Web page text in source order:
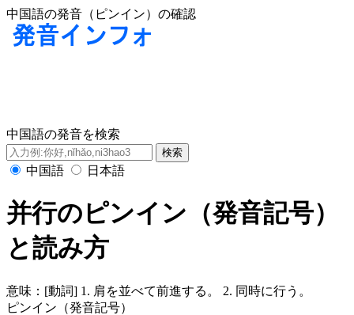
中国語の発音（ピンイン）の確認
中国語の発音を検索
中国語 日本語
并行のピンイン（発音記号）
と読み方
意味： [動詞] 1. 肩を並べて前進する。 2. 同時に行う。
ピンイン（発音記号）